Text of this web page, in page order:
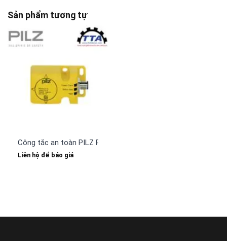
Sản phẩm tương tự
Công tắc an toàn PILZ PSEN cs2.1n (540153)
Liên hệ để báo giá